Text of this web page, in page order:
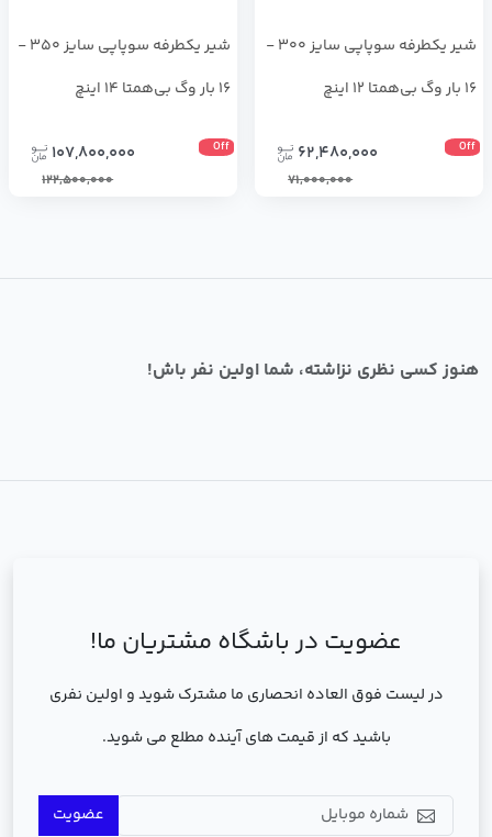
شیر یکطرفه سوپاپی سایز 300 -
16 بار وگ بی‌همتا 12 اینچ
Off
62,480,000
71,000,000
شیر یکطرفه سوپاپی سایز 350 -
16 بار وگ بی‌همتا 14 اینچ
Off
107,800,000
122,500,000
هنوز کسی نظری نزاشته، شما اولین نفر باش!
عضویت در باشگاه مشتریان ما!
در لیست فوق العاده انحصاری ما مشترک شوید و اولین نفری
باشید که از قیمت های آینده مطلع می شوید.
عضویت